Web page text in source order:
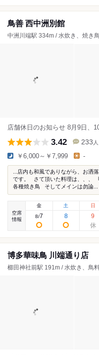
鳥善 西中洲別館
中洲川端駅 334m / 水炊き、焼き
店舗休日のお知らせ 8月9日、
3.42 233 人
￥6,000～￥7,999 -
...店内も和風でありながら、お洒
です。 さて頂いた料理は、、、
各種焼き鳥 そしてメインは勿論...
空席
情報
金
8/7
土
8
日
9
博多華味鳥 川端通り店
櫛田神社前駅 191m / 水炊き、鳥